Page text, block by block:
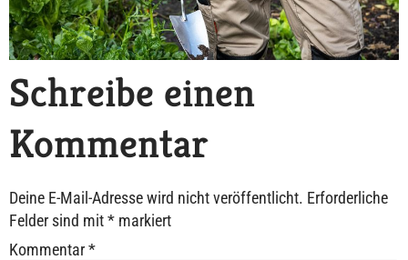
Schreibe einen
Kommentar
Deine E-Mail-Adresse wird nicht veröffentlicht. Erforderliche
Felder sind mit* markiert
Kommentar*